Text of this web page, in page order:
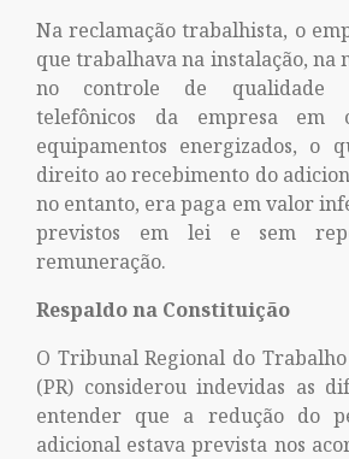
Na reclamação trabalhista, o
que trabalhava na instalação, na
no controle de qualidade
telefônicos da empresa em
equipamentos energizados, o
direito ao recebimento do
no entanto, era paga em valor
previstos em lei e sem
remuneração.
Respaldo na Constituição
O Tribunal Regional do Trabalho
(PR) considerou indevidas as
entender que a redução do
adicional estava prevista nos